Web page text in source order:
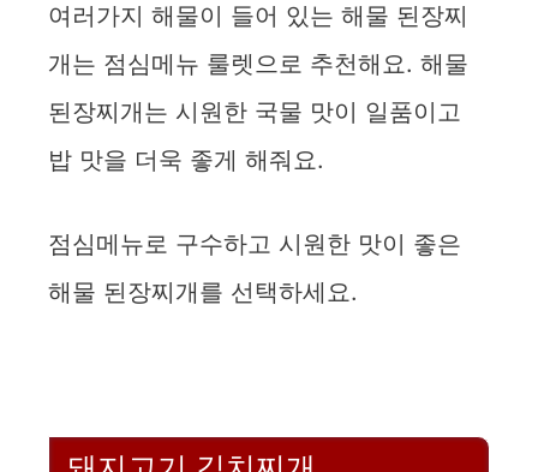
여러가지 해물이 들어 있는 해물 된장찌
개는 점심메뉴 룰렛으로 추천해요. 해물
된장찌개는 시원한 국물 맛이 일품이고
밥 맛을 더욱 좋게 해줘요.
점심메뉴로 구수하고 시원한 맛이 좋은
해물 된장찌개를 선택하세요.